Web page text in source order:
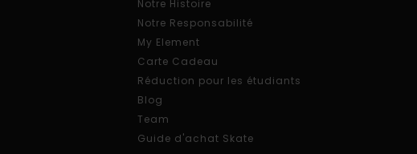
Notre Histoire
Notre Responsabilité
My Element
Carte Cadeau
Réduction pour les étudiants
Blog
Team
Guide d'achat Skate